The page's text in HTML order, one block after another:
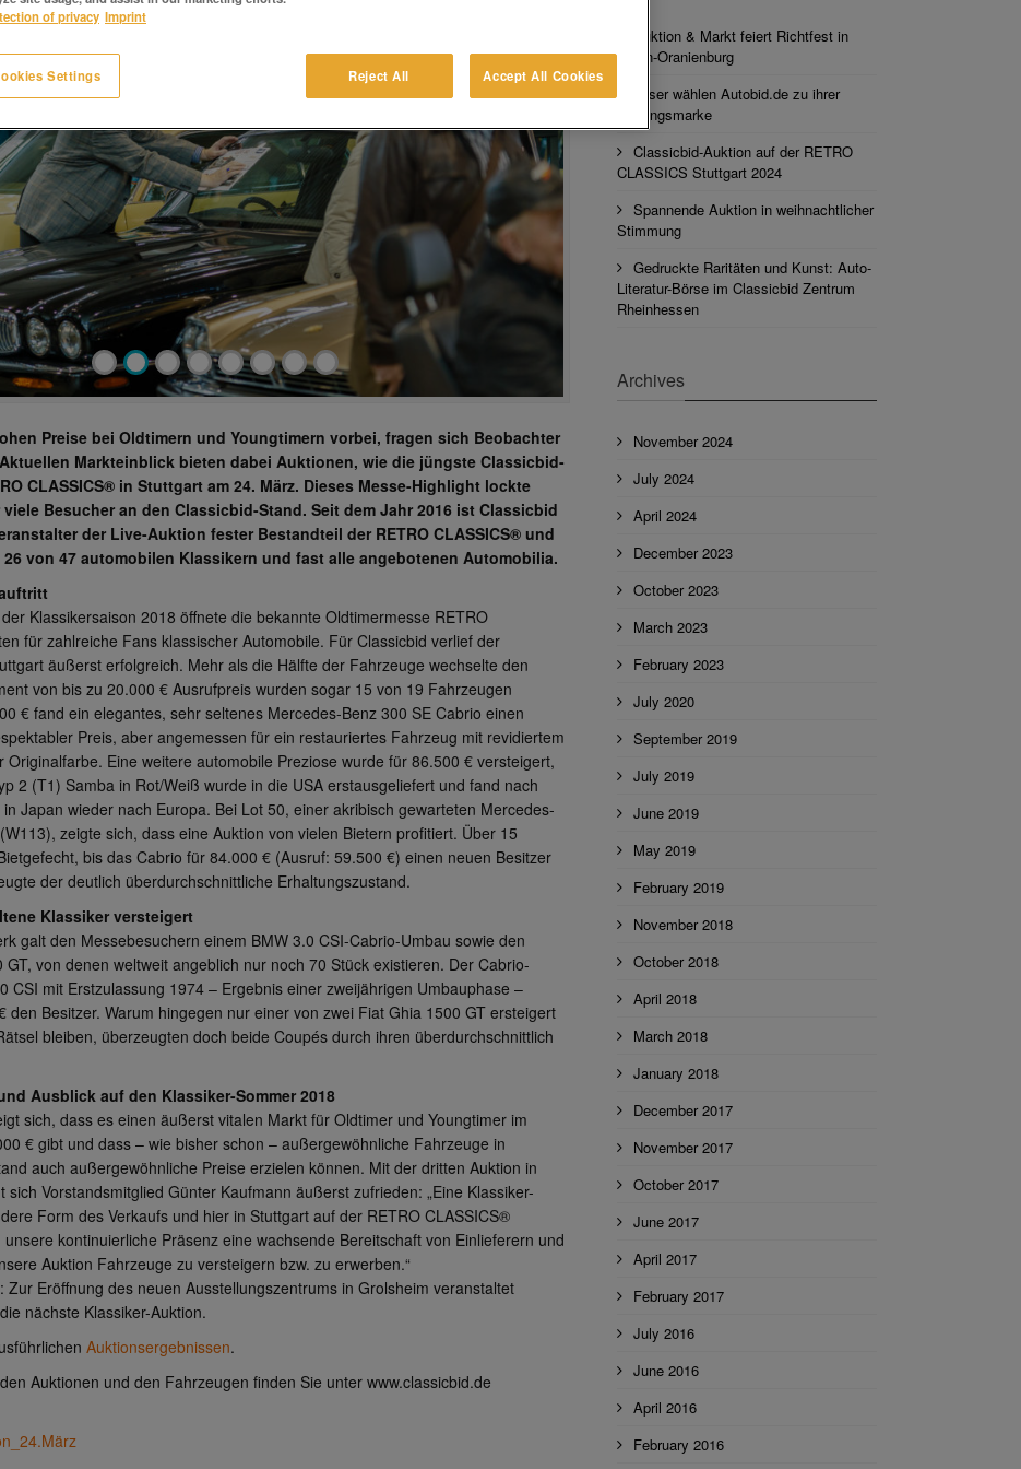
• • • • • • • •
Preise bei Oldtimern und Youngtimern vorbei, fragen sich Beobachter
Markteinblick bieten dabei Auktionen, wie die jüngste Classicbid-
CLASSICS® in Stuttgart am 24. März. Dieses Messe-Highlight lockte
Besucher an den Classicbid-Stand. Seit dem Jahr 2016 ist Classicbid
der Live-Auktion fester Bestandteil der RETRO CLASSICS® und
von 47 automobilen Klassikern und fast alle angebotenen Automobilia.
Klassikersaison 2018 öffnete die bekannte Oldtimermesse RETRO
für zahlreiche Fans klassischer Automobile. Für Classicbid verlief der
äußerst erfolgreich. Mehr als die Hälfte der Fahrzeuge wechselte den
von bis zu 20.000 € Ausrufpreis wurden sogar 15 von 19 Fahrzeugen
€ fand ein elegantes, sehr seltenes Mercedes-Benz 300 SE Cabrio einen
Preis, aber angemessen für ein restauriertes Fahrzeug mit revidiertem
Originalfarbe. Eine weitere automobile Preziose wurde für 86.500 € versteigert,
2 (T1) Samba in Rot/Weiß wurde in die USA erstausgeliefert und fand nach
Japan wieder nach Europa. Bei Lot 50, einer akribisch gewarteten Mercedes-
zeigte sich, dass eine Auktion von vielen Bietern profitiert. Über 15
bis das Cabrio für 84.000 € (Ausruf: 59.500 €) einen neuen Besitzer
der deutlich überdurchschnittliche Erhaltungszustand.
Klassiker versteigert
galt den Messebesuchern einem BMW 3.0 CSI-Cabrio-Umbau sowie den
von denen weltweit angeblich nur noch 70 Stück existieren. Der Cabrio-
CSI mit Erstzulassung 1974 – Ergebnis einer zweijährigen Umbauphase –
den Besitzer. Warum hingegen nur einer von zwei Fiat Ghia 1500 GT ersteigert
bleiben, überzeugten doch beide Coupés durch ihren überdurchschnittlich
Ausblick auf den Klassiker-Sommer 2018
sich, dass es einen äußerst vitalen Markt für Oldtimer und Youngtimer im
€ gibt und dass – wie bisher schon – außergewöhnliche Fahrzeuge in
auch außergewöhnliche Preise erzielen können. Mit der dritten Auktion in
sich Vorstandsmitglied Günter Kaufmann äußerst zufrieden: „Eine Klassiker-
Form des Verkaufs und hier in Stuttgart auf der RETRO CLASSICS®
kontinuierliche Präsenz eine wachsende Bereitschaft von Einlieferern und
Auktion Fahrzeuge zu versteigern bzw. zu erwerben.“
Zur Eröffnung des neuen Ausstellungszentrums in Grolsheim veranstaltet
nächste Klassiker-Auktion.
Auktionsergebnissen.
Auktionen und den Fahrzeugen finden Sie unter www.classicbid.de
Auktion & Markt feiert Richtfest in
Berlin-Oranienburg
Leser wählen Autobid.de zu ihrer
Lieblingsmarke
Classicbid-Auktion auf der RETRO
CLASSICS Stuttgart 2024
Spannende Auktion in weihnachtlicher
Stimmung
Gedruckte Raritäten und Kunst: Auto-
Literatur-Börse im Classicbid Zentrum
Rheinhessen
Archives
November 2024
July 2024
April 2024
December 2023
October 2023
March 2023
February 2023
July 2020
September 2019
July 2019
June 2019
May 2019
February 2019
November 2018
October 2018
April 2018
March 2018
January 2018
December 2017
November 2017
October 2017
June 2017
April 2017
February 2017
July 2016
June 2016
April 2016
February 2016
of privacy Imprint
Settings Reject All Accept All Cookies